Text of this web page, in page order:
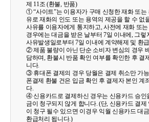
제 11조 (환불, 반품)
① “사이트”는 이용자가 구매 신청한 재화 또는
유로 재화의 인도 또는 용역의 제공을 할 수 없
사유를 이용자에게 통지하고, 사전에 재화 또
경우에는 대금을 받은 날부터 7일 이내에, 그렇
사유발생일로부터 7일 이내에 계약해제 및 환
② 제품 불량이 아닌 단순 소비자 변심의 경우
담하며, 환불시 반품 확인 여부를 확인한 후 결
니다.
③ 휴대폰 결제의 경우 당월은 결제 취소만 가
폰결제 환불 건은 입금 확인 후 결제자 본인 계
다.
④ 신용카드로 결제하신 경우는 신용카드 승인
금이 청구되지 않게 합니다. (단, 신용카드 결제
이 청구 될수 있으면 이경우 익월 신용카드 대
환급처리 됩니다.)